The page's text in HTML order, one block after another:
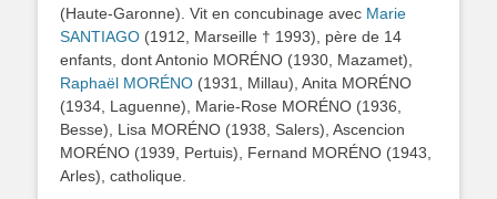
(Haute-Garonne). Vit en concubinage avec Marie
SANTIAGO (1912, Marseille † 1993), père de 14
enfants, dont Antonio MORÉNO (1930, Mazamet),
Raphaël MORÉNO (1931, Millau), Anita MORÉNO
(1934, Laguenne), Marie-Rose MORÉNO (1936,
Besse), Lisa MORÉNO (1938, Salers), Ascencion
MORÉNO (1939, Pertuis), Fernand MORÉNO (1943,
Arles), catholique.